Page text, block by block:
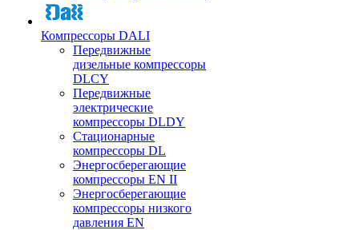
Компрессоры DALI
Передвижные
дизельные компрессоры
DLCY
Передвижные
электрические
компрессоры DLDY
Стационарные
компрессоры DL
Энергосберегающие
компрессоры EN II
Энергосберегающие
компрессоры низкого
давления EN